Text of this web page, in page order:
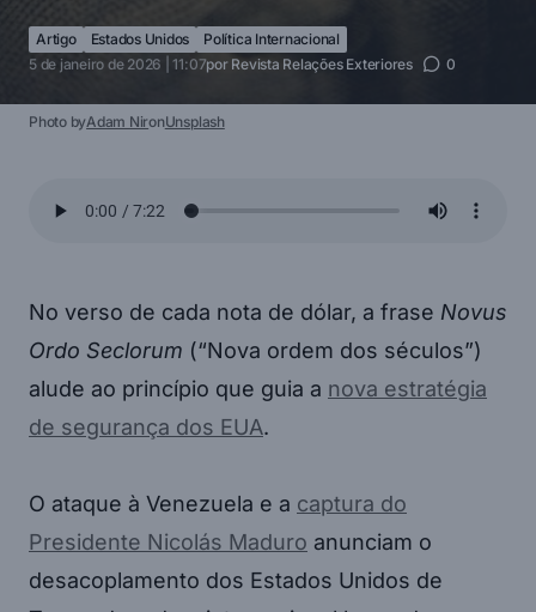
Artigo Estados Unidos
Política Internacional
5 de janeiro de 2026 | 11:07por Revista Relações Exteriores 0
Photo byAdam NironUnsplash
No verso de cada nota de dólar, a frase Novus
Ordo Seclorum (“Nova ordem dos séculos”)
alude ao princípio que guia a nova estratégia
de segurança dos EUA.
O ataque à Venezuela e a captura do
Presidente Nicolás Maduro anunciam o
desacoplamento dos Estados Unidos de